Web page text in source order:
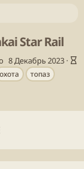
Star Rail
8 Декабрь 2023
В
н
и
охота
топаз